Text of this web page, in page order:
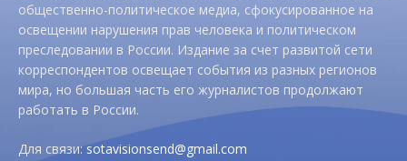
общественно-политическое медиа, сфокусированное на
освещении нарушения прав человека и политическом
преследовании в России. Издание за счет развитой сети
корреспондентов освещает события из разных регионов
мира, но большая часть его журналистов продолжают
работать в России.
Для связи:sotavisionsend@gmail.com